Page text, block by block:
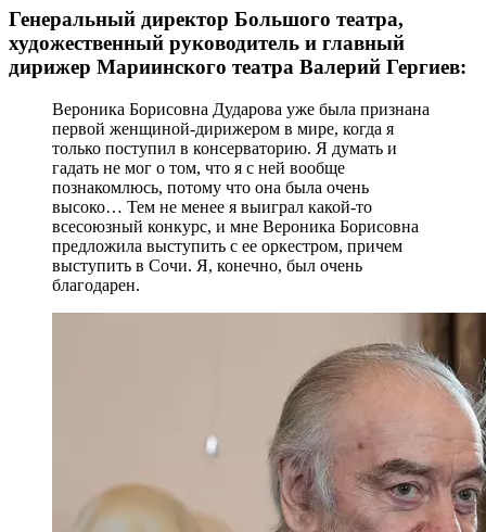
Генеральный директор Большого театра,
художественный руководитель и главный
дирижер Мариинского театра Валерий Гергиев:
Вероника Борисовна Дударова уже была признана
первой женщиной-дирижером в мире, когда я
только поступил в консерваторию. Я думать и
гадать не мог о том, что я с ней вообще
познакомлюсь, потому что она была очень
высоко… Тем не менее я выиграл какой-то
всесоюзный конкурс, и мне Вероника Борисовна
предложила выступить с ее оркестром, причем
выступить в Сочи. Я, конечно, был очень
благодарен.